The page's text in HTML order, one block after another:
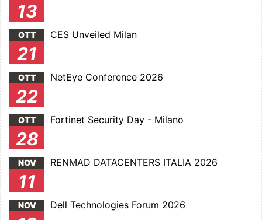
13
OTT
21
CES Unveiled Milan
OTT
22
NetEye Conference 2026
OTT
28
Fortinet Security Day - Milano
NOV
11
RENMAD DATACENTERS ITALIA 2026
NOV Dell Technologies Forum 2026